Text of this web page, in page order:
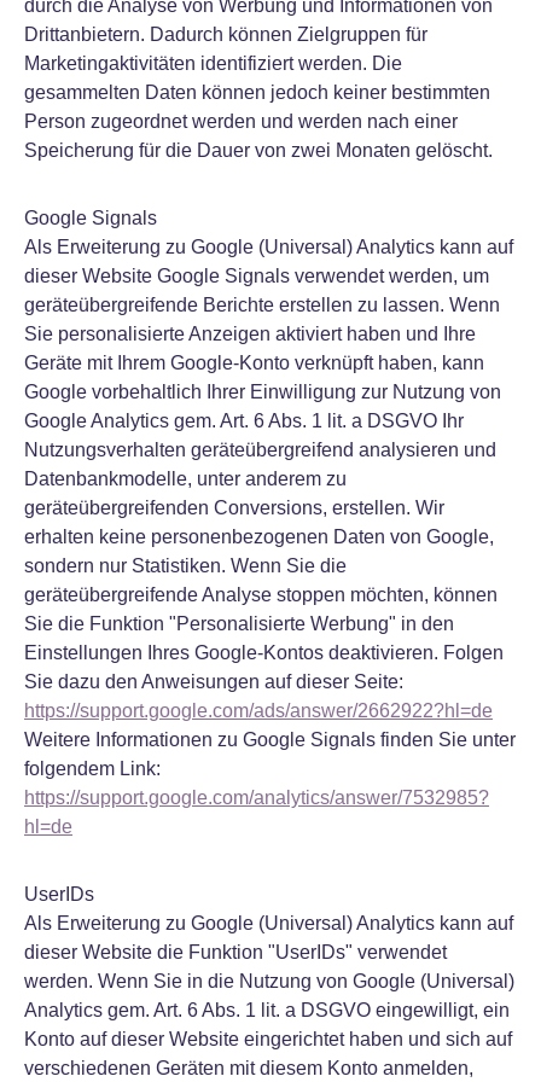
durch die Analyse von Werbung und Informationen von
Drittanbietern. Dadurch können Zielgruppen für
Marketingaktivitäten identifiziert werden. Die
gesammelten Daten können jedoch keiner bestimmten
Person zugeordnet werden und werden nach einer
Speicherung für die Dauer von zwei Monaten gelöscht.
Google Signals
Als Erweiterung zu Google (Universal) Analytics kann auf
dieser Website Google Signals verwendet werden, um
geräteübergreifende Berichte erstellen zu lassen. Wenn
Sie personalisierte Anzeigen aktiviert haben und Ihre
Geräte mit Ihrem Google-Konto verknüpft haben, kann
Google vorbehaltlich Ihrer Einwilligung zur Nutzung von
Google Analytics gem. Art. 6 Abs. 1 lit. a DSGVO Ihr
Nutzungsverhalten geräteübergreifend analysieren und
Datenbankmodelle, unter anderem zu
geräteübergreifenden Conversions, erstellen. Wir
erhalten keine personenbezogenen Daten von Google,
sondern nur Statistiken. Wenn Sie die
geräteübergreifende Analyse stoppen möchten, können
Sie die Funktion "Personalisierte Werbung" in den
Einstellungen Ihres Google-Kontos deaktivieren. Folgen
Sie dazu den Anweisungen auf dieser Seite:
https://support.google.com/ads/answer/2662922?hl=de
Weitere Informationen zu Google Signals finden Sie unter
folgendem Link:
https://support.google.com/analytics/answer/7532985?
hl=de
UserIDs
Als Erweiterung zu Google (Universal) Analytics kann auf
dieser Website die Funktion "UserIDs" verwendet
werden. Wenn Sie in die Nutzung von Google (Universal)
Analytics gem. Art. 6 Abs. 1 lit. a DSGVO eingewilligt, ein
Konto auf dieser Website eingerichtet haben und sich auf
verschiedenen Geräten mit diesem Konto anmelden,